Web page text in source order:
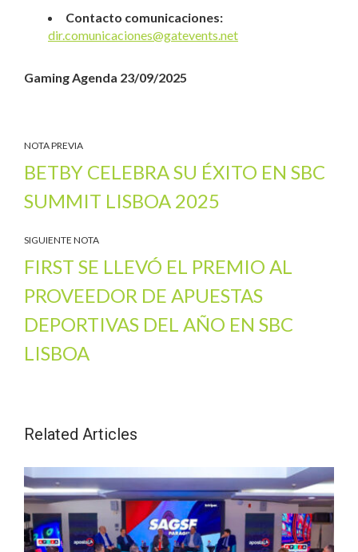
Contacto comunicaciones:
dir.comunicaciones@gatevents.net
Gaming Agenda 23/09/2025
NOTA PREVIA
BETBY CELEBRA SU ÉXITO EN SBC
SUMMIT LISBOA 2025
SIGUIENTE NOTA
FIRST SE LLEVÓ EL PREMIO AL
PROVEEDOR DE APUESTAS
DEPORTIVAS DEL AÑO EN SBC
LISBOA
Related Articles